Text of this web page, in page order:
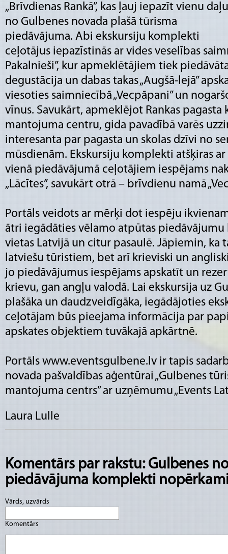
„Brīvdienas Rankā”, kas ļauj iepazīt vienu daļu
no Gulbenes novada plašā tūrisma
piedāvājuma. Abi ekskursiju komplekti
ceļotājus iepazīstinās ar vides veselības
Pakalnieši”, kur apmeklētājiem tiek
degustācija un dabas takas „Augšā-lejā”
viesoties saimniecībā „Vecpāpani” un
vīnus. Savukārt, apmeklējot Rankas
mantojuma centru, gida pavadībā varēs
interesanta par pagasta un skolas dzīvi no
mūsdienām. Ekskursiju komplekti atšķiras ar
vienā piedāvājumā ceļotājiem iespējams
„Lācītes”, savukārt otrā – brīvdienu namā
Portāls veidots ar mērķi dot iespēju
ātri iegādāties vēlamo atpūtas
vietas Latvijā un citur pasaulē. Jāpiemin, ka
latviešu tūristiem, bet arī krieviski un
jo piedāvājumus iespējams apskatīt un
krievu, gan angļu valodā. Lai ekskursija uz
plašāka un daudzveidīgāka, iegādājoties
ceļotājam būs pieejama informācija par
apskates objektiem tuvākajā apkārtnē.
Portāls www.eventsgulbene.lv ir tapis
novada pašvaldības aģentūrai „Gulbenes
mantojuma centrs” ar uzņēmumu „Events
Laura Lulle
Komentārs par rakstu: Gulbenes
piedāvājuma komplekti
Vārds, uzvārds
Komentārs